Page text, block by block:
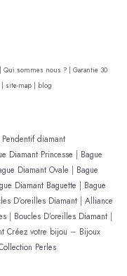
Qui sommes nous ? | Garantie 30
site-map | blog
Pendentif diamant
Diamant Princesse | Bague
Diamant Ovale | Bague
Diamant Baguette | Bague
D’oreilles Diamant| Alliance
| Boucles D’oreilles Diamant |
Créez votre bijou – Bijoux
Perles